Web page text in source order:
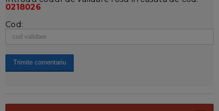
0218026
Cod: